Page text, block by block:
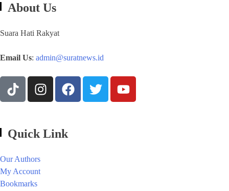
About Us
Suara Hati Rakyat
Email Us: admin@suratnews.id
Quick Link
Our Authors
My Account
Bookmarks